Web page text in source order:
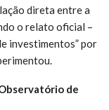
direta entre a
o relato oficial –
investimentos” por
de